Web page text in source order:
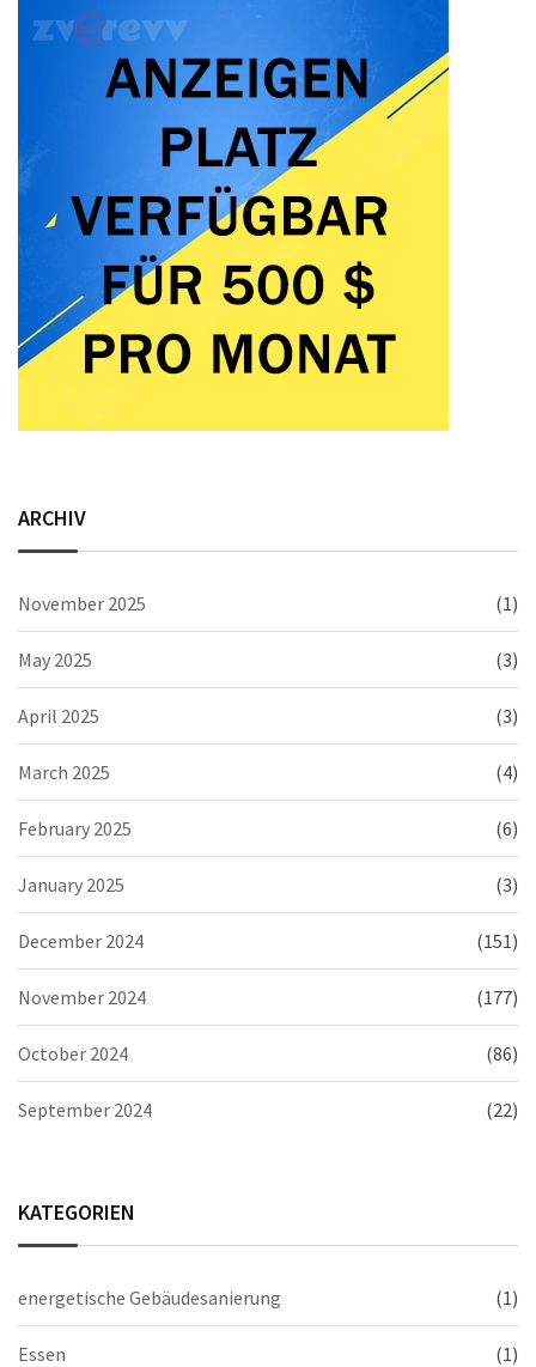
ARCHIV
November 2025 (1)
May 2025 (3)
April 2025 (3)
March 2025 (4)
February 2025 (6)
January 2025 (3)
December 2024 (151)
November 2024 (177)
October 2024 (86)
September 2024 (22)
KATEGORIEN
energetische Gebäudesanierung (1)
Essen (1)